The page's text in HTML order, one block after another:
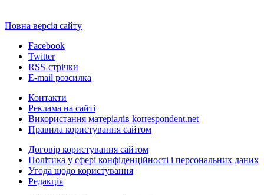
Повна версія сайту
Facebook
Twitter
RSS-стрічки
E-mail розсилка
Контакти
Реклама на сайті
Використання матеріалів korrespondent.net
Правила користування сайтом
Договір користування сайтом
Політика у сфері конфіденційності і персональних даних
Угода щодо користування
Редакція